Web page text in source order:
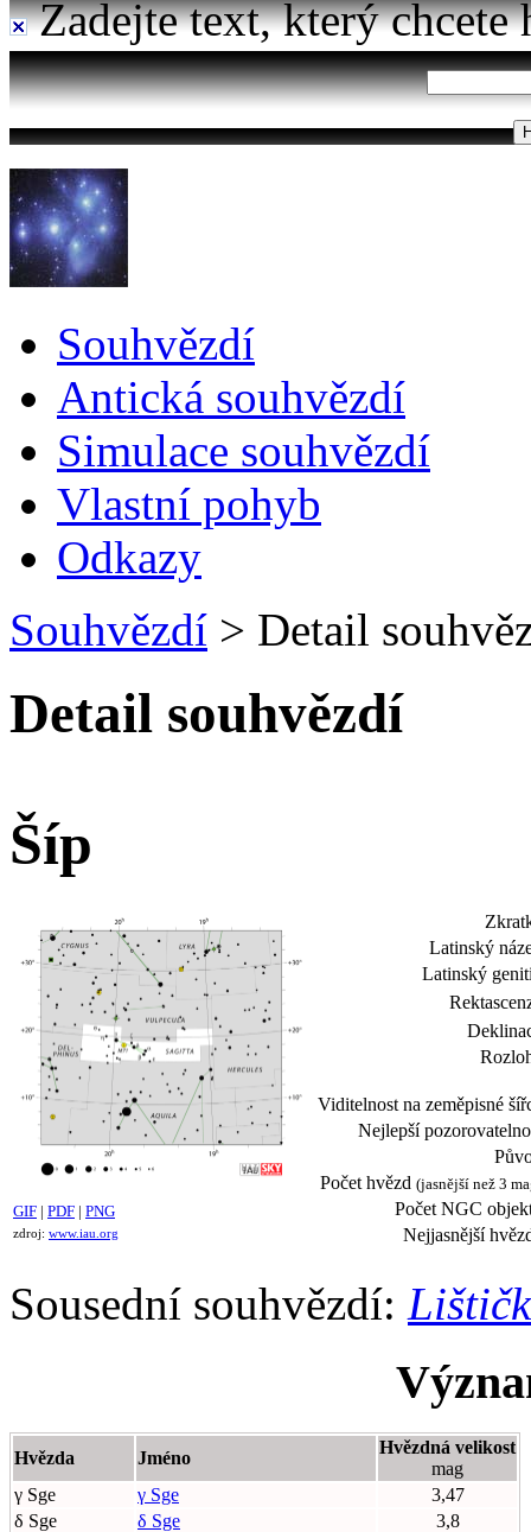
Zadejte text, který chcete
Souhvězdí
Antická souhvězdí
Simulace souhvězdí
Vlastní pohyb
Odkazy
Souhvězdí > Detail
Detail souhvězdí
Šíp
GIF | PDF | PNG
zdroj: www.iau.org
Latinský
Latinský
Viditelnost na zeměpisné
Nejlepší
Počet hvězd (jasnější než 3
Počet NGC
Nejjasnější
Sousední souhvězdí:
Hvězda Jméno
Hvězdná velikost
mag
γ Sge
γ Sge
3,47
δ Sge
δ Sge
3,8